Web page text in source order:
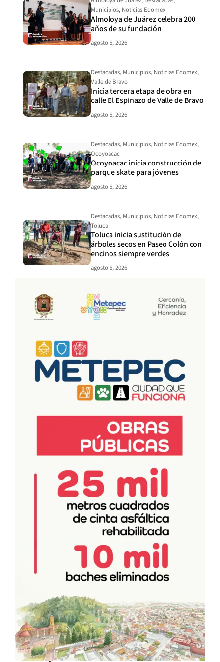
Municipios, Noticias Edomex
Almoloya de Juárez celebra 200
años de su fundación
agosto 6, 2026
Destacadas, Municipios, Noticias Edomex,
Valle de Bravo
Inicia tercera etapa de obra en
calle El Espinazo de Valle de Bravo
agosto 6, 2026
Destacadas, Municipios, Noticias Edomex,
Ocoyoacac
Ocoyoacac inicia construcción de
parque skate para jóvenes
agosto 6, 2026
Destacadas, Municipios, Noticias Edomex,
Toluca
Toluca inicia sustitución de
árboles secos en Paseo Colón con
encinos siempre verdes
agosto 6, 2026